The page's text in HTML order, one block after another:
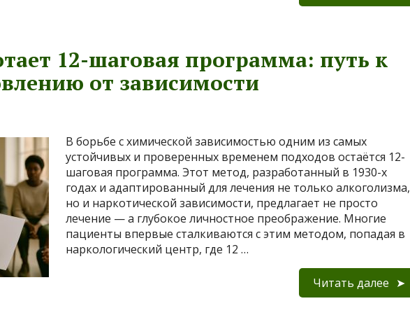
12-шаговая программа: путь к
от зависимости
В борьбе с химической зависимостью одним из самых
устойчивых и проверенных временем подходов остаётся 12-
шаговая программа. Этот метод, разработанный в 1930-х
годах и адаптированный для лечения не только алкоголизма,
но и наркотической зависимости, предлагает не просто
лечение — а глубокое личностное преображение. Многие
пациенты впервые сталкиваются с этим методом, попадая в
наркологический центр, где 12 …
Читать далее